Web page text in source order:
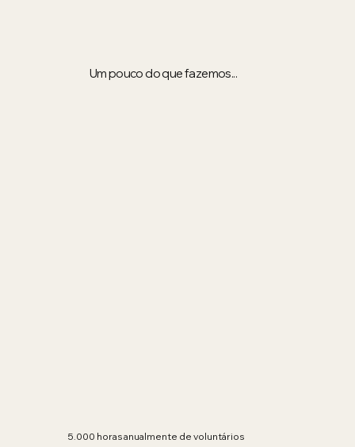
Um pouco do que fazemos...
5.000 horas anualmente de voluntários